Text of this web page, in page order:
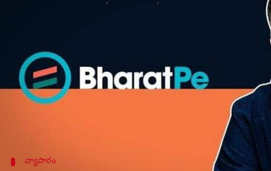
రిజిస్ట్రార్ ఆఫ్ కంపెనీస్ (RoC)కి దాఖలు చేసిన ప్రకటన
లక్షలు చెల్లించింది. నిధుల దుర్వినియోగం ఆరోపణలపై
అవకతవకలకు పాల్పడినందుకు రూ.88 కోట్లు
దాదాపు ఏడాది కాలంగా BharatPe అష్నీర్ గ్రోవర్‌తో
వ్యాపారం